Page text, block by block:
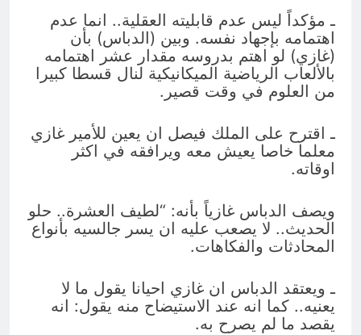
ـ مؤكداً ليس عدم قابليته العقلية.. انما عدم
اهتمامه بإجهاد نفسه. وبين (الدباس) بأن
(غازي) لو اهتم بدروسه مقدار عشر اهتمامه
بالألعاب الرياضية الميكانيكية لنال قسطا كبيرا
من العلوم في وقت قصير.
ـ اقترح على الملك فيصل ان يعين للأمير غازي
معلما خاصا يعيش معه ويرافقه في اكثر
اوقاته.
ويصف الدباس غازياً بأنه: “لطيف العشرة.. حلو
الحديث.. لا يصعب عليه ان يسر جالسيه بأنواع
المحادثات والفكاهات.
ـ ويعتقد الدباس ان غازي احيانا يقول ما لا
يعنيه.. كما انه عند الاستيضاح منه يقول: انه
يقصد ما لم يصرح به.